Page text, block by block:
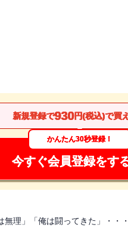
新規登録で930円(税込)で買
かんたん30秒登録！
今すぐ会員登録をす
無理」「俺は闘ってきた」・